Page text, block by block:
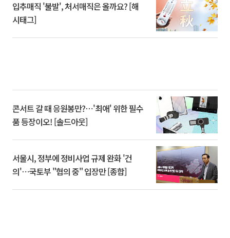
입추매직 '불발', 처서매직은 올까요? [해
시태그]
콘서트 갈 때 응원봉만?⋯'최애' 위한 필수
품 등장이오! [솔드아웃]
서울시, 정부에 정비사업 규제 완화 '건
의'⋯국토부 "협의 중" 입장만 [종합]